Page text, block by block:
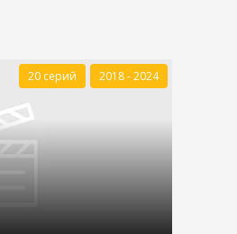
20 серий 2018 - 2024